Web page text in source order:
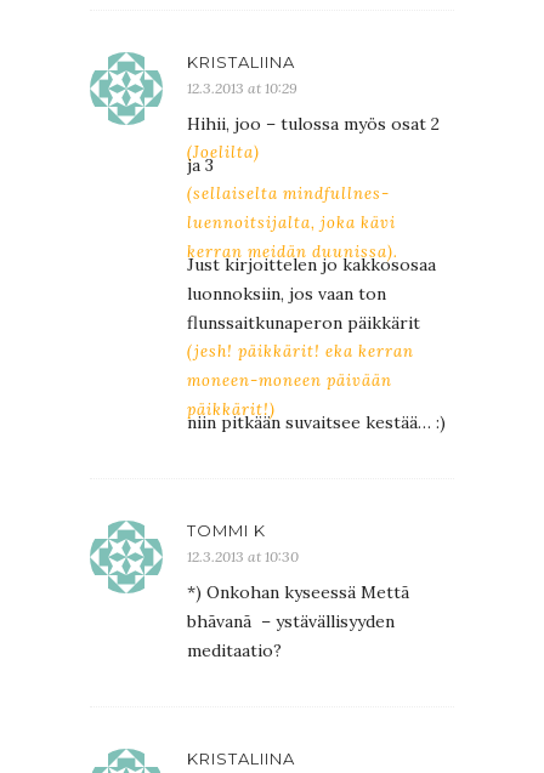
KRISTALIINA
12.3.2013 at 10:29
Hihii, joo – tulossa myös osat 2
(Joelilta)
ja 3
(sellaiselta mindfullnes-
luennoitsijalta, joka kävi
kerran meidän duunissa).
Just kirjoittelen jo kakkososaa
luonnoksiin, jos vaan ton
flunssaitkunaperon päikkärit
(jesh! päikkärit! eka kerran
moneen-moneen päivään
päikkärit!)
niin pitkään suvaitsee kestää… :)
TOMMI K
12.3.2013 at 10:30
*) Onkohan kyseessä Mettā
bhāvanā – ystävällisyyden
meditaatio?
KRISTALIINA